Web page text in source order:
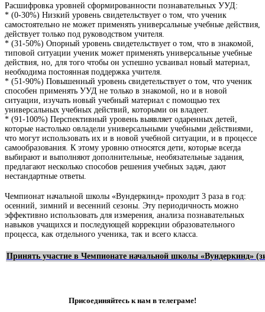
Расшифровка уровней сформированности познавательных УУД:
* (0-30%) Низкий уровень свидетельствует о том, что ученик
самостоятельно не может применять универсальные учебные действия,
действует только под руководством учителя.
* (31-50%) Опорный уровень свидетельствует о том, что в знакомой,
типовой ситуации ученик может применять универсальные учебные
действия, но, для того чтобы он успешно усваивал новый материал,
необходима постоянная поддержка учителя.
* (51-90%) Повышенный уровень свидетельствует о том, что ученик
способен применять УУД не только в знакомой, но и в новой
ситуации, изучать новый учебный материал с помощью тех
универсальных учебных действий, которыми он владеет.
* (91-100%) Перспективный уровень выявляет одаренных детей,
которые настолько овладели универсальными учебными действиями,
что могут использовать их и в новой учебной ситуации, и в процессе
самообразования. К этому уровню относятся дети, которые всегда
выбирают и выполняют дополнительные, необязательные задания,
предлагают несколько способов решения учебных задач, дают
нестандартные ответы.
Чемпионат начальной школы «Вундеркинд» проходит 3 раза в год:
осенний, зимний и весенний сезоны. Эту периодичность можно
эффективно использовать для измерения, анализа познавательных
навыков учащихся и последующей коррекции образовательного
процесса, как отдельного ученика, так и всего класса.
Принять участие в Чемпионате начальной школы «Вундеркинд»
Присоединяйтесь к нам в телеграме!